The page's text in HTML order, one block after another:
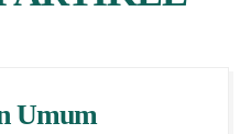
Umum